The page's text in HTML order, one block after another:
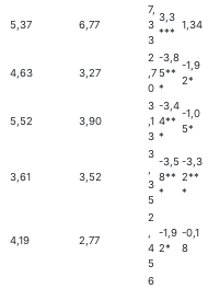
5,37 6,77
7,
3
3
3,3
***
1,34
4,63 3,27
2
,7
0
-3,8
5**
*
-1,9
2*
5,52 3,90
3
,1
3
-3,4
4**
*
-1,0
5*
3,61 3,52
3
3
5
-3,5
8**
*
-3,3
2**
*
4,19 2,77
2
4
5
-1,9
2*
-0,1
8
6